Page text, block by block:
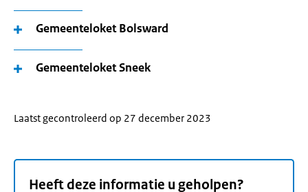
Gemeenteloket Bolsward
Gemeenteloket Sneek
Laatst gecontroleerd op 27 december 2023
Heeft deze informatie u geholpen?